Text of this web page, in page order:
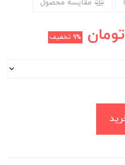
مقایسه محصول
تومان 9% تخفیف